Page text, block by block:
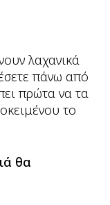
λαχανικά
πάνω από
πρώτα να τα
το
θα